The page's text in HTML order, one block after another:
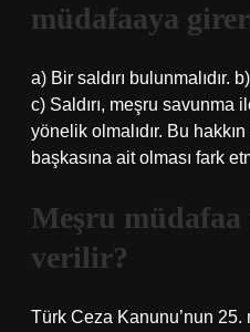
müdafaaya
a) Bir saldırı bulunmalıdır.
c) Saldırı, meşru savunma
yönelik olmalıdır. Bu
başkasına ait olması fark
Meşru
verilir?
Türk Ceza Kanunu’nun